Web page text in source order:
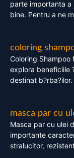
parte importanta a
bine. Pentru a ne
coloring
Coloring Shampoo
explora beneficiile
destinat
masca par cu
Masca par cu ulei
importante
stralucitor,